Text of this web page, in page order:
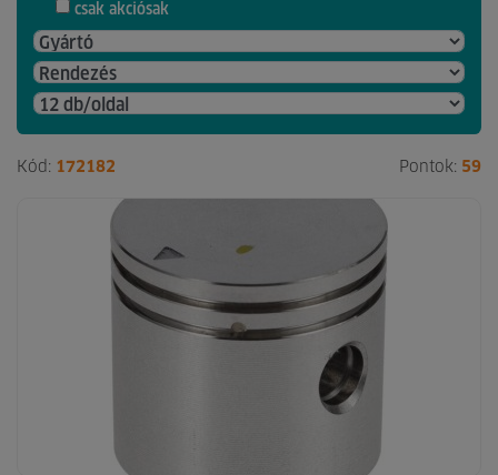
csak akciósak
Kód: 172182 Pontok: 59